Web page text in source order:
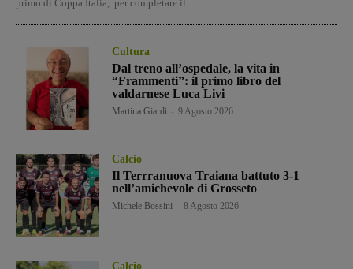
primo di Coppa Italia, per completare il...
Cultura
Dal treno all’ospedale, la vita in
“Frammenti”: il primo libro del
valdarnese Luca Livi
Martina Giardi 9 Agosto 2026
Calcio
Il Terrranuova Traiana battuto 3-1
nell’amichevole di Grosseto
Michele Bossini 8 Agosto 2026
Calcio